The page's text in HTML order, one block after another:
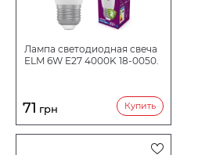
Лампа светодиодная свеча
ELM 6W E27 4000K 18-0050.
71 грн Купить